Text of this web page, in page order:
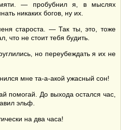
— пробубнил я, в мыслях
никаких богов, ну их.
староста. — Так ты, это, тоже
что не стоит тебя будить.
но переубеждать я их не
мне та-а-акой ужасный сон!
помогай. До выхода остался час,
эльф.
на два часа!